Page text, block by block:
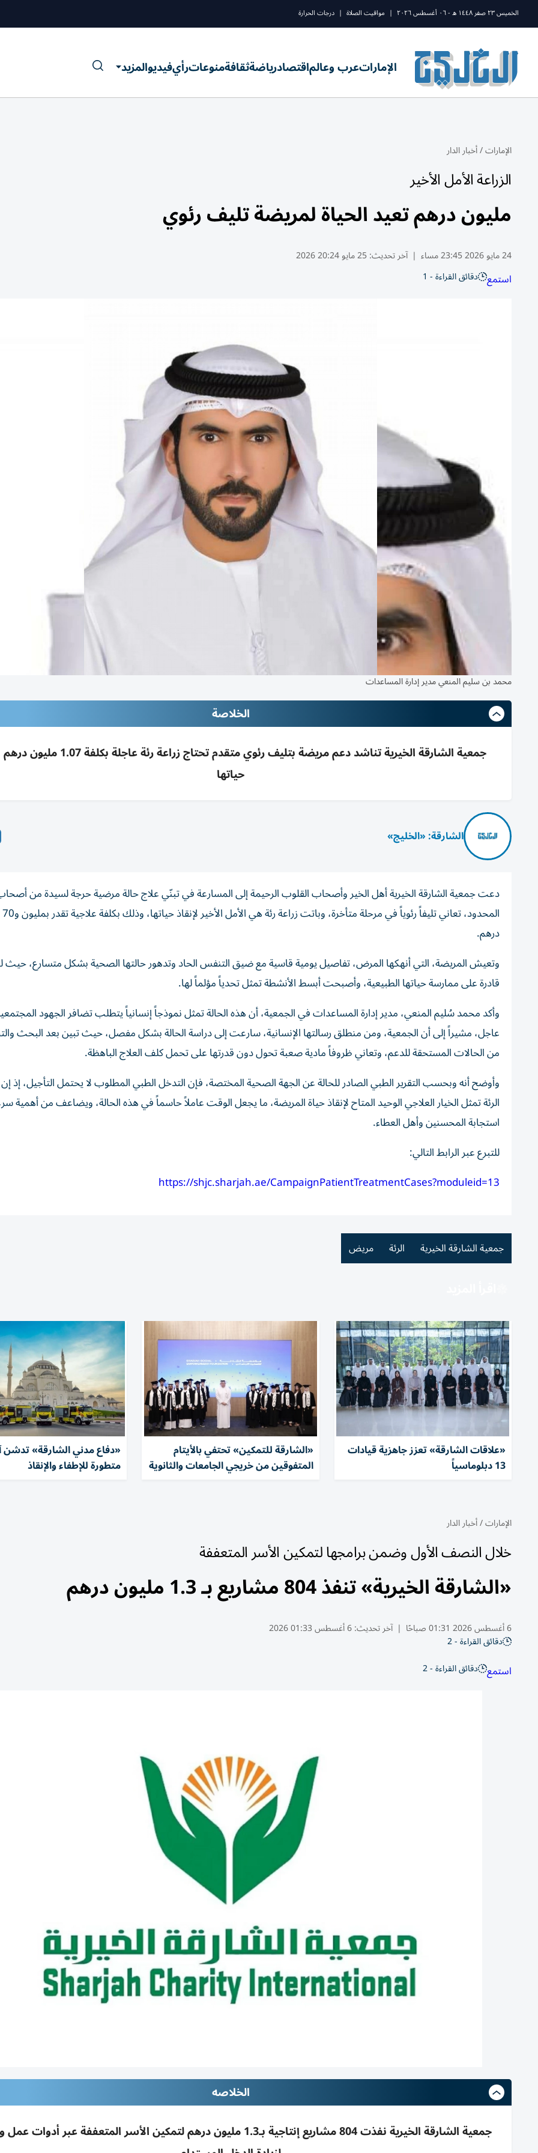
الخميس ٢٣ صفر ١٤٤٨ ه - ٠٦ أغسطس ٢٠٢٦ | مواقيت الصلاة | درجات الحرارة
الإماراتعرب وعالماقتصادرياضةثقافةمنوعاترأيفيديوالمزيد
الإمارات/أخبار الدار
الزراعة الأمل الأخير
مليون درهم تعيد الحياة لمريضة تليف رئوي
24 مايو 2026 23:45 مساء | آخر تحديث:25 مايو 20:24 2026
استمع دقائق القراءة - 1
محمد بن سليم المنعي مدير إدارة المساعدات
الخلاصة
جمعية الشارقة الخيرية تناشد دعم مريضة بتليف رئوي متقدم تحتاج زراعة
حياتها
الشارقة: «الخليج»
دعت جمعية الشارقة الخيرية أهل الخير وأصحاب القلوب الرحيمة إلى المسارعة في تبنّي علاج حالة مرضية حرجة لسيدة من
درهم.
وتعيش المريضة، التي أنهكها المرض، تفاصيل يومية قاسية مع ضيق التنفس الحاد وتدهور حالتها الصحية بشكل متسارع، حيث
قادرة على ممارسة حياتها الطبيعية، وأصبحت أبسط الأنشطة تمثل تحدياً مؤلماً لها.
وأكد محمد سُليم المنعي، مدير إدارة المساعدات في الجمعية، أن هذه الحالة تمثل نموذجاً إنسانياً يتطلب تضافر الجهود
عاجل، مشيراً إلى أن الجمعية، ومن منطلق رسالتها الإنسانية، سارعت إلى دراسة الحالة بشكل مفصل، حيث تبين بعد البحث
من الحالات المستحقة للدعم، وتعاني ظروفاً مادية صعبة تحول دون قدرتها على تحمل كلف العلاج الباهظة.
وأوضح أنه وبحسب التقرير الطبي الصادر للحالة عن الجهة الصحية المختصة، فإن التدخل الطبي المطلوب لا يحتمل التأجيل، إذ
الرئة تمثل الخيار العلاجي الوحيد المتاح لإنقاذ حياة المريضة، ما يجعل الوقت عاملاً حاسماً في هذه الحالة، ويضاعف من أهمية
استجابة المحسنين وأهل العطاء.
للتبرع عبر الرابط التالي:
https://shjc.sharjah.ae/CampaignPatientTreatmentCases?moduleid=13
جمعية الشارقة الخيرية الرئة مريض
«علاقات الشارقة» تعزز جاهزية قيادات
13 دبلوماسياً
«الشارقة للتمكين» تحتفي بالأيتام
المتفوقين من خريجي الجامعات والثانوية
«دفاع مدني الشارقة» تدشن
متطورة للإطفاء والإنقاذ
الإمارات/أخبار الدار
خلال النصف الأول وضمن برامجها لتمكين الأسر المتعففة
«الشارقة الخيرية» تنفذ 804 مشاريع بـ 1.3 مليون درهم
6 أغسطس 2026 01:31 صباحًا | آخر تحديث:6 أغسطس 01:33 2026
دقائق القراءة - 2
استمع دقائق القراءة - 2
الخلاصه
جمعية الشارقة الخيرية نفذت 804 مشاريع إنتاجية بـ1.3 مليون درهم لتمكين الأسر المتعففة عبر